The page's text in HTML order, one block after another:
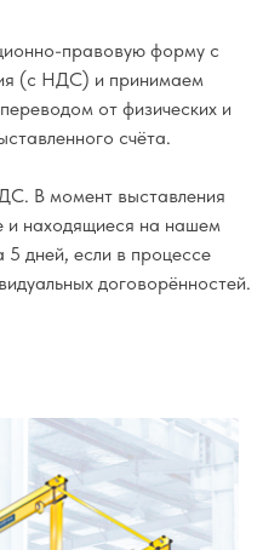
правовую форму с
(с НДС) и принимаем
от физических и
счёта.
В момент выставления
и находящиеся на нашем
дней, если в процессе
договорённостей.